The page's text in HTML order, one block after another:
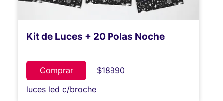
Kit de Luces + 20 Polas Noche
Comprar
$18990
luces led c/broche